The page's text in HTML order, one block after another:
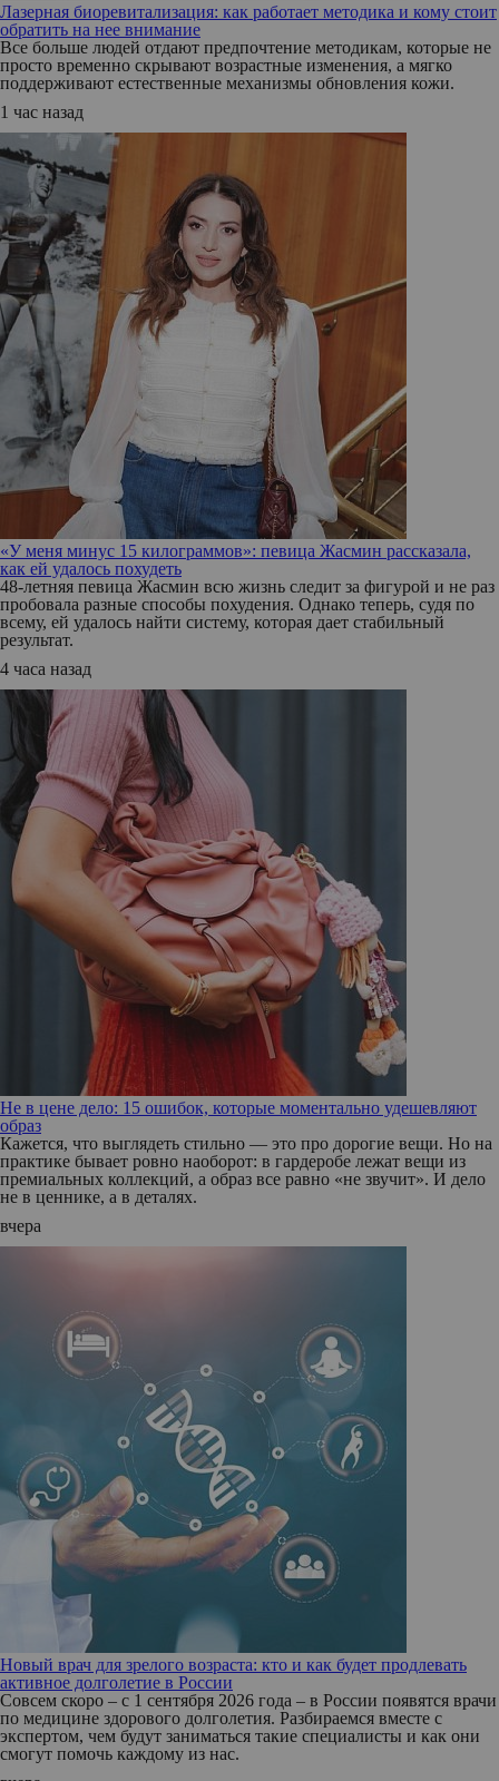
Лазерная биоревитализация: как работает методика и кому стоит
обратить на нее внимание
Все больше людей отдают предпочтение методикам, которые не
просто временно скрывают возрастные изменения, а мягко
поддерживают естественные механизмы обновления кожи.
1 час назад
«У меня минус 15 килограммов»: певица Жасмин рассказала,
как ей удалось похудеть
48-летняя певица Жасмин всю жизнь следит за фигурой и не раз
пробовала разные способы похудения. Однако теперь, судя по
всему, ей удалось найти систему, которая дает стабильный
результат.
4 часа назад
Не в цене дело: 15 ошибок, которые моментально удешевляют
образ
Кажется, что выглядеть стильно — это про дорогие вещи. Но на
практике бывает ровно наоборот: в гардеробе лежат вещи из
премиальных коллекций, а образ все равно «не звучит». И дело
не в ценнике, а в деталях.
вчера
Новый врач для зрелого возраста: кто и как будет продлевать
активное долголетие в России
Совсем скоро – с 1 сентября 2026 года – в России появятся врачи
по медицине здорового долголетия. Разбираемся вместе с
экспертом, чем будут заниматься такие специалисты и как они
смогут помочь каждому из нас.